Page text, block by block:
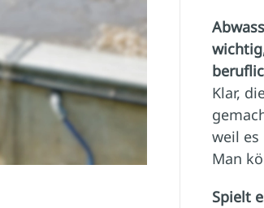
Klar,
weil es
Man
Spielt